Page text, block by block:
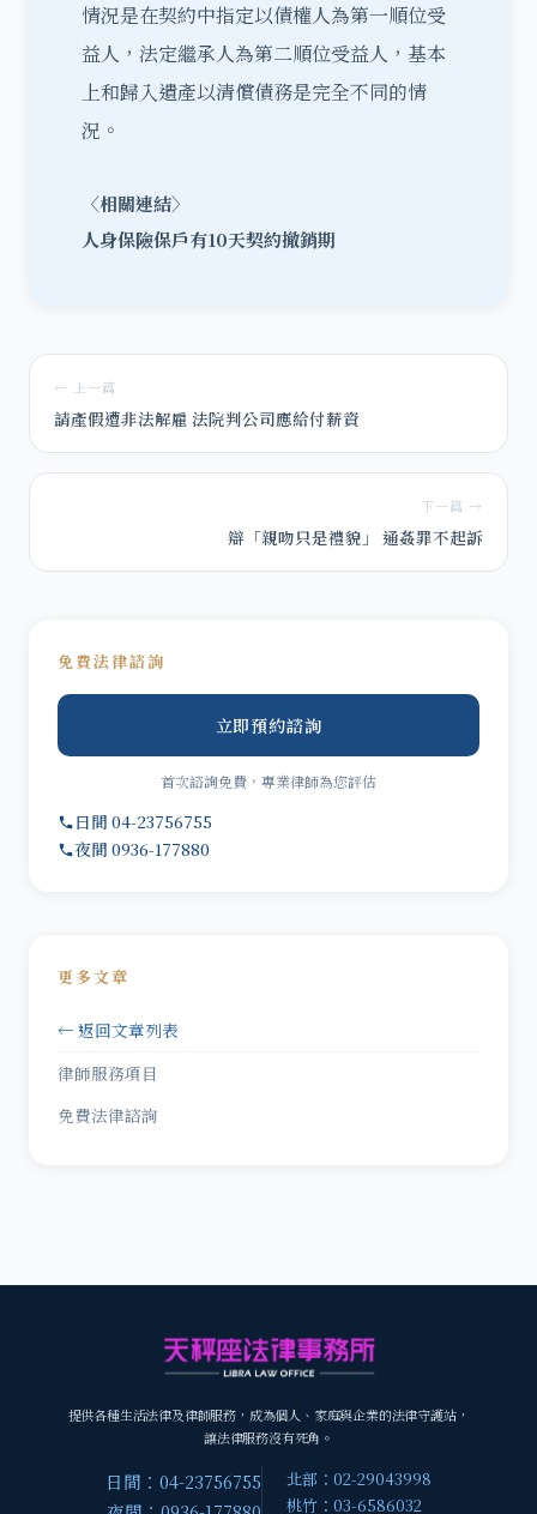
情況是在契約中指定以債權人為第一順位受
益人，法定繼承人為第二順位受益人，基本
上和歸入遺產以清償債務是完全不同的情
況。
〈相關連結〉
人身保險保戶有10天契約撤銷期
← 上一篇
請產假遭非法解雇 法院判公司應給付薪資
下一篇 →
辯「親吻只是禮貌」 通姦罪不起訴
免費法律諮詢
立即預約諮詢
首次諮詢免費，專業律師為您評估
日間 04-23756755
夜間 0936-177880
更多文章
← 返回文章列表
律師服務項目
免費法律諮詢
提供各種生活法律及律師服務，成為個人、家庭與企業的法律守護站，
讓法律服務沒有死角。
日間：04-23756755
北部：02-29043998
桃竹：03-6586032